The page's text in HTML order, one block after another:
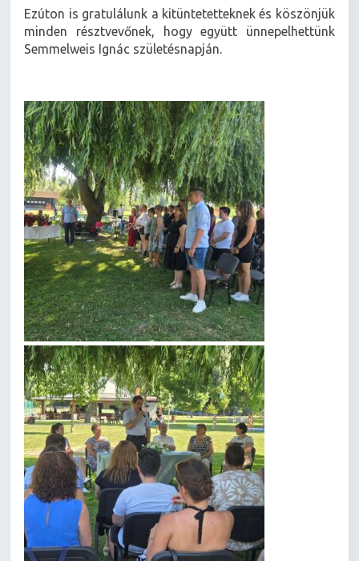
Ezúton is gratulálunk a kitüntetetteknek és köszönjük
minden résztvevőnek, hogy együtt ünnepelhettünk
Semmelweis Ignác születésnapján.